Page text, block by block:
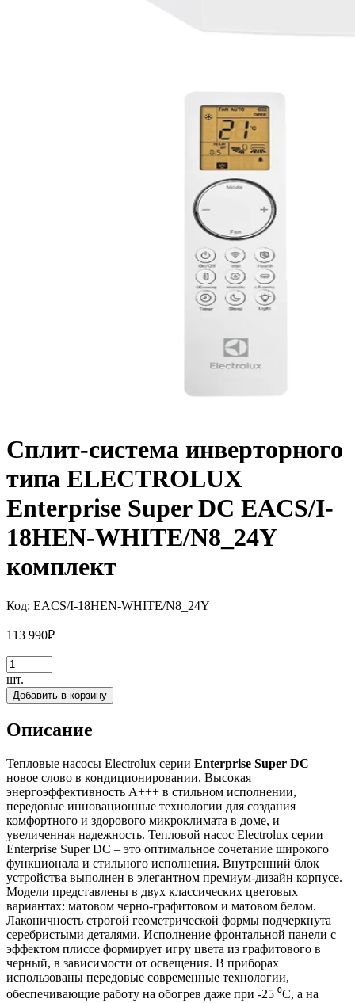
Сплит-система инверторного
типа ELECTROLUX
Enterprise Super DC EACS/I-
18HEN-WHITE/N8_24Y
комплект
Код: EACS/I-18HEN-WHITE/N8_24Y
113 990₽
шт.
Добавить в корзину
Описание
Тепловые насосы Electrolux серии Enterprise Super DC –
новое слово в кондиционировании. Высокая
энергоэффективность А+++ в стильном исполнении,
передовые инновационные технологии для создания
комфортного и здорового микроклимата в доме, и
увеличенная надежность. Тепловой насос Electrolux серии
Enterprise Super DC – это оптимальное сочетание широкого
функционала и стильного исполнения. Внутренний блок
устройства выполнен в элегантном премиум-дизайн корпусе.
Модели представлены в двух классических цветовых
вариантах: матовом черно-графитовом и матовом белом.
Лаконичность строгой геометрической формы подчеркнута
серебристыми деталями. Исполнение фронтальной панели с
эффектом плиссе формирует игру цвета из графитового в
черный, в зависимости от освещения. В приборах
использованы передовые современные технологии,
обеспечивающие работу на обогрев даже при -25 ⁰С, а на